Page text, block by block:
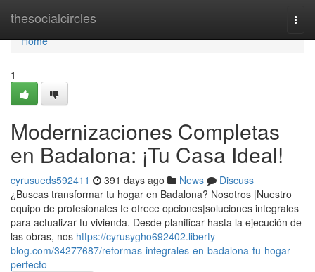
thesocialcircles
Home
Home
1
Modernizaciones Completas
en Badalona: ¡Tu Casa Ideal!
cyrusueds592411 391 days ago News
Discuss
¿Buscas transformar tu hogar en Badalona? Nosotros |Nuestro
equipo de profesionales te ofrece opciones|soluciones integrales
para actualizar tu vivienda. Desde planificar hasta la ejecución de
las obras, nos https://cyrusygho692402.liberty-
blog.com/34277687/reformas-integrales-en-badalona-tu-hogar-
perfecto